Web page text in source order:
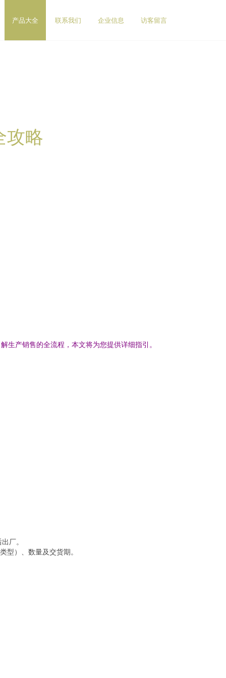
产品大全 联系我们 企业信息 访客留言
攻略
生产销售的全流程，本文将为您提供详细指引。
厂。
型）、数量及交货期。